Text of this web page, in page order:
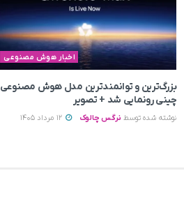
اخبار هوش مصنوعی
بزرگ‌ترین و توانمندترین مدل هوش مصنوعی
چینی رونمایی شد + تصویر
نوشته شده توسط نرگس چالوک